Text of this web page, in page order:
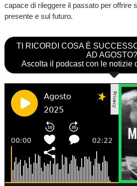
capace di rileggere il passato per offrire
presente e sul futuro.
TI RICORDI COSA È
AD AGOSTO?
Ascolta il podcast con le notizie